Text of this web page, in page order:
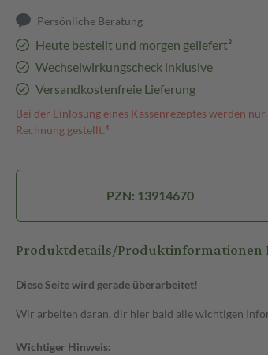
Persönliche Beratung
Heute bestellt und morgen geliefert³
Wechselwirkungscheck inklusive
Versandkostenfreie Lieferung
Bei der Einlösung eines Kassenrezeptes werden
Rechnung gestellt.⁴
PZN: 13914670
Produktdetails/Produktinformationen
Diese Seite wird gerade überarbeitet!
Wir arbeiten daran, dir hier bald alle wichtigen
Wichtiger Hinweis: